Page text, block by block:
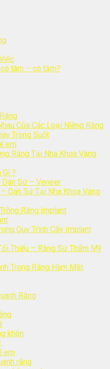
tâm – có tầm?
Của Các Loại Niềng Răng
Trong Suốt
em
Răng Tại Nha Khoa Vàng
Gì ?
Dán Sứ – Veneer
Dán Sứ Tại Nha Khoa Vàng
Răng Implant
Quy Trình Cấy Implant
Thiểu – Răng Sứ Thẩm Mỹ
Trong Răng Hàm Mặt
Răng
khôn
em
răng